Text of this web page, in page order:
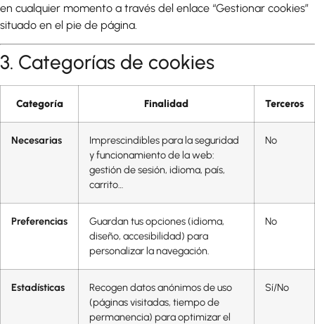
en cualquier momento a través del enlace “Gestionar cookies”
situado en el pie de página.
3. Categorías de cookies
Categoría Finalidad Terceros
Necesarias
Imprescindibles para la seguridad
y funcionamiento de la web:
gestión de sesión, idioma, país,
carrito…
No
Preferencias
Guardan tus opciones (idioma,
diseño, accesibilidad) para
personalizar la navegación.
No
Estadísticas
Recogen datos anónimos de uso
(páginas visitadas, tiempo de
permanencia) para optimizar el
Sí/No